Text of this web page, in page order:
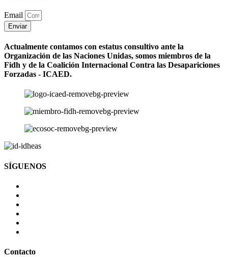
Email
Enviar
Actualmente contamos con estatus consultivo ante la
Organización de las Naciones Unidas, somos miembros de la
Fidh y de la Coalición Internacional Contra las Desapariciones
Forzadas - ICAED.
SÍGUENOS
Contacto